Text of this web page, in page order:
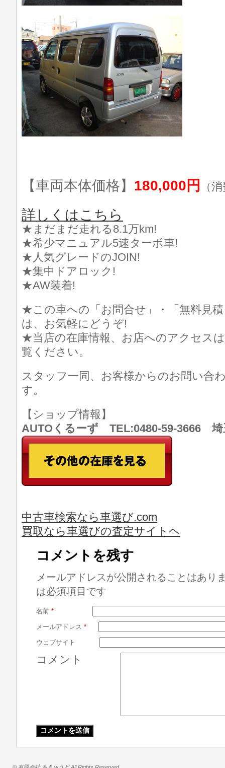
【車両本体価格】 180,000円 （
詳しくはこちら
★まだまだ走れる8.1万km!
★希少マニュアル5速ターボ車!
★人気グレードのJOIN!
★集中ドアロック!
★AW装着!
★この車への「お問合せ」・「無料見
は、お気軽にどうぞ!
★当店の在庫情報、お店へのアクセス
覧ください。
スタッフ一同、お客様からのお問い合
す。
【ショップ情報】
AUTOくるーず TEL:0480-59-3666 埼
中古車検索なら車選び.com
買取なら車選びの査定サイトヘ
コメントを残す
メールアドレスが公開されることはあり
は必須項目です
名前 *
メールアドレス *
ウェブサイト
コメント